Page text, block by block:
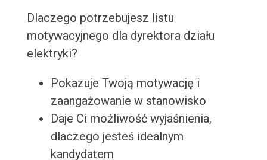
Dlaczego potrzebujesz listu
motywacyjnego dla dyrektora działu
elektryki?
Pokazuje Twoją motywację i
zaangażowanie w stanowisko
Daje Ci możliwość wyjaśnienia,
dlaczego jesteś idealnym
kandydatem